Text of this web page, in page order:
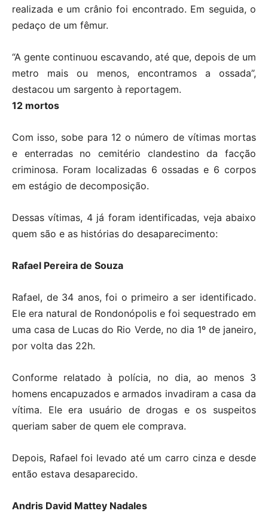
realizada e um crânio foi encontrado. Em seguida, o
pedaço de um fêmur.
“A gente continuou escavando, até que, depois de um
metro mais ou menos, encontramos a ossada”,
destacou um sargento à reportagem.
12 mortos
Com isso, sobe para 12 o número de vítimas mortas
e enterradas no cemitério clandestino da facção
criminosa. Foram localizadas 6 ossadas e 6 corpos
em estágio de decomposição.
Dessas vítimas, 4 já foram identificadas, veja abaixo
quem são e as histórias do desaparecimento:
Rafael Pereira de Souza
Rafael, de 34 anos, foi o primeiro a ser identificado.
Ele era natural de Rondonópolis e foi sequestrado em
uma casa de Lucas do Rio Verde, no dia 1º de janeiro,
por volta das 22h.
Conforme relatado à polícia, no dia, ao menos 3
homens encapuzados e armados invadiram a casa da
vítima. Ele era usuário de drogas e os suspeitos
queriam saber de quem ele comprava.
Depois, Rafael foi levado até um carro cinza e desde
então estava desaparecido.
Andris David Mattey Nadales